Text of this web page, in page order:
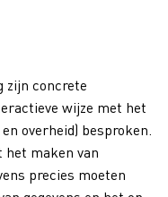
zijn concrete
wijze met het
overheid) besproken.
het maken van
precies moeten